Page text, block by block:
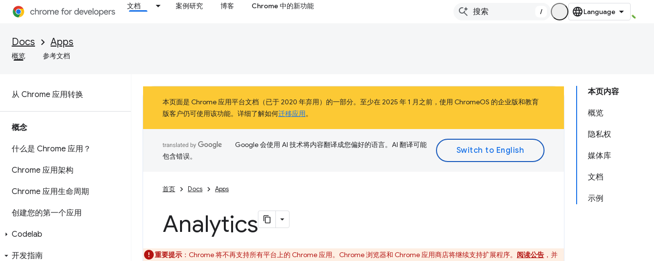
文档 案例研究 博客 Chrome 中的新功能
/
Docs Apps
概览 参考文档
从 Chrome 应用转换
概念
什么是 Chrome 应用？
Chrome 应用架构
Chrome 应用生命周期
创建您的第一个应用
Codelab
开发指南
本页内容
概览
隐私权
媒体库
文档
示例
本页面是 Chrome 应用平台文档（已于 2020 年弃用）的一部分。至少在 2025 年 1 月之前，使用 ChromeOS 的企业版和教育
版客户仍可使用该功能。详细了解如何迁移应用。
Google 会使用 AI 技术将内容翻译成您偏好的语言。AI 翻译可能
包含错误。
首页 Docs Apps
Analytics
重要提示 ：Chrome 将不再支持所有平台上的 Chrome 应用。Chrome 浏览器和 Chrome 应用商店将继续支持扩展程序。 阅读公告 ，并